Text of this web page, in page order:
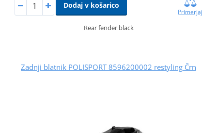
Dodaj v košarico
Primerjaj
Rear fender black
Zadnji blatnik POLISPORT 8596200002 restyling Črn